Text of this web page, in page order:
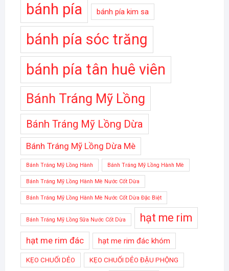
bánh pía bánh pía kim sa
bánh pía sóc trăng
bánh pía tân huê viên
Bánh Tráng Mỹ Lồng
Bánh Tráng Mỹ Lồng Dừa
Bánh Tráng Mỹ Lồng Dừa Mè
Bánh Tráng Mỹ Lồng Hành Bánh Tráng Mỹ Lồng Hành Mè
Bánh Tráng Mỹ Lồng Hành Mè Nước Cốt Dừa
Bánh Tráng Mỹ Lồng Hành Mè Nước Cốt Dừa Đặc Biệt
Bánh Tráng Mỹ Lồng Sữa Nước Cốt Dừa hạt me rim
hạt me rim đác hạt me rim đác khóm
KẸO CHUỐI DẺO KẸO CHUỐI DẺO ĐẬU PHỘNG